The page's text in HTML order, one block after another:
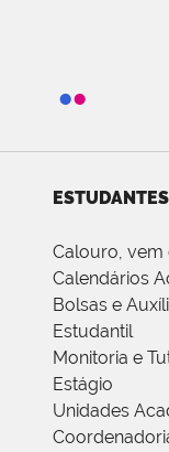
ESTUDANTES
Calouro, vem
Calendários
Bolsas e
Estudantil
Monitoria e
Estágio
Unidades